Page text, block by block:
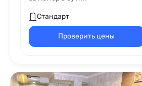
Стандарт
Проверить цены